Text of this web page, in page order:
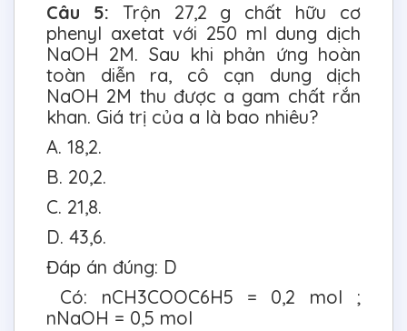
Câu 5: Trộn 27,2 g chất hữu cơ
phenyl axetat với 250 ml dung dịch
NaOH 2M. Sau khi phản ứng hoàn
toàn diễn ra, cô cạn dung dịch
NaOH 2M thu được a gam chất rắn
khan. Giá trị của a là bao nhiêu?
A. 18,2.
B. 20,2.
C. 21,8.
D. 43,6.
Đáp án đúng: D
Có: nCH3COOC6H5 = 0,2 mol ;
nNaOH = 0,5 mol